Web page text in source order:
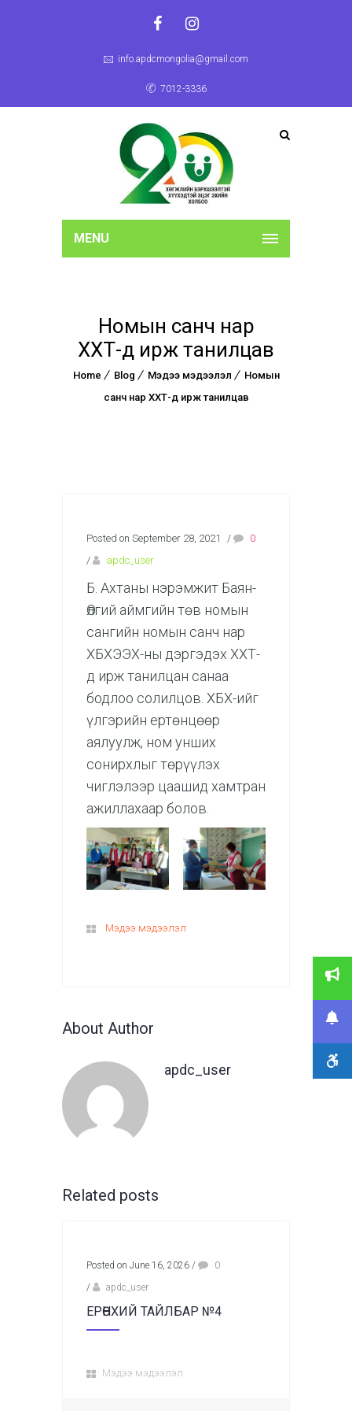
info.apdcmongolia@gmail.com
7012-3336
MENU
Номын санч нар
ХХТ-д ирж танилцав
Home Blog Мэдээ мэдээлэл
Номын
санч нар ХХТ-д ирж танилцав
Posted on September 28, 2021 /
0
/
apdc_user
Б. Ахтаны нэрэмжит Баян-
Өлгий аймгийн төв номын
сангийн номын санч нар
ХБХЭЭХ-ны дэргэдэх ХХТ-
д ирж танилцан санаа
бодлоо солилцов. ХБХ-ийг
үлгэрийн ертөнцөөр
аялуулж, ном унших
сонирхлыг төрүүлэх
чиглэлээр цаашид хамтран
ажиллахаар болов.
Мэдээ мэдээлэл
About Author
apdc_user
Related posts
Posted on June 16, 2026 /
0
/
apdc_user
ЕРӨНХИЙ ТАЙЛБАР №4
Мэдээ мэдээлэл